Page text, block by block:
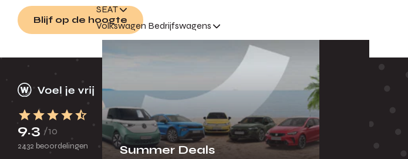
SEAT
Volkswagen Bedrijfswagens
Summer Deals
Blijf op de hoogte
9.3 /10
2432 beoordelingen